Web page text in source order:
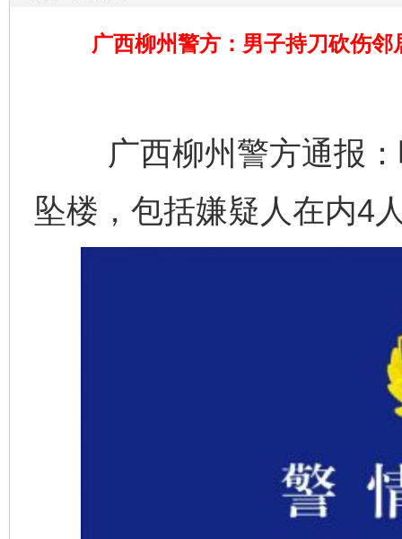
广西柳州警方：男子持刀砍伤
广西柳州警方通报：
坠楼，包括嫌疑人在内4